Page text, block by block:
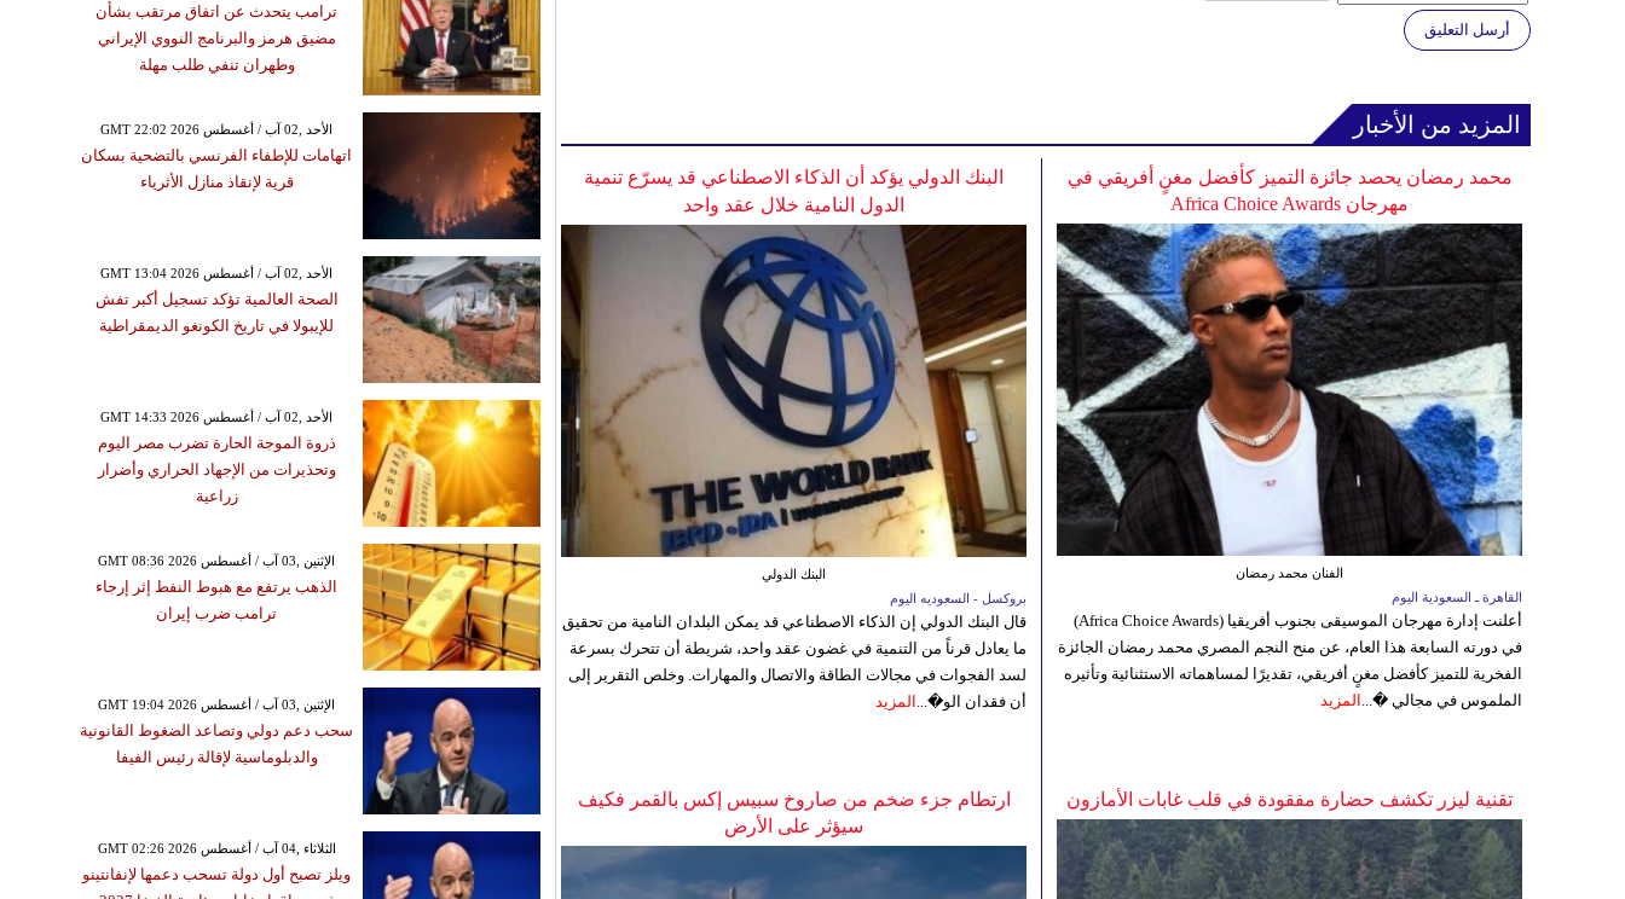
أرسل التعليق
المزيد من الأخبار
البنك الدولي يؤكد أن الذكاء الاصطناعي قد يسرّع تنمية
الدول النامية خلال عقد واحد
البنك الدولي
بروكسل - السعوديه اليوم
قال البنك الدولي إن الذكاء الاصطناعي قد يمكن البلدان النامية من تحقيق
ما يعادل قرناً من التنمية في غضون عقد واحد، شريطة أن تتحرك بسرعة
لسد الفجوات في مجالات الطاقة والاتصال والمهارات. وخلص التقرير إلى
أن فقدان الو�... المزيد
محمد رمضان يحصد جائزة التميز كأفضل مغنٍ أفريقي في
مهرجان Africa Choice Awards
الفنان محمد رمضان
القاهرة ـ السعودية اليوم
أعلنت إدارة مهرجان الموسيقى بجنوب أفريقيا (Africa Choice Awards)
في دورته السابعة هذا العام، عن منح النجم المصري محمد رمضان الجائزة
الفخرية للتميز كأفضل مغنٍ أفريقي، تقديرًا لمساهماته الاستثنائية وتأثيره
الملموس في مجالي �... المزيد
ارتطام جزء ضخم من صاروخ سبيس إكس بالقمر فكيف
سيؤثر على الأرض
تقنية ليزر تكشف حضارة مفقودة في قلب غابات الأمازون
ترامب يتحدث عن اتفاق مرتقب بشأن
مضيق هرمز والبرنامج النووي الإيراني
وطهران تنفي طلب مهلة
GMT 22:02 2026 الأحد ,02 آب / أغسطس
اتهامات للإطفاء الفرنسي بالتضحية بسكان
قرية لإنقاذ منازل الأثرياء
GMT 13:04 2026 الأحد ,02 آب / أغسطس
الصحة العالمية تؤكد تسجيل أكبر تفش
للإيبولا في تاريخ الكونغو الديمقراطية
GMT 14:33 2026 الأحد ,02 آب / أغسطس
ذروة الموجة الحارة تضرب مصر اليوم
وتحذيرات من الإجهاد الحراري وأضرار
زراعية
GMT 08:36 2026 الإثنين ,03 آب / أغسطس
الذهب يرتفع مع هبوط النفط إثر إرجاء
ترامب ضرب إيران
GMT 19:04 2026 الإثنين ,03 آب / أغسطس
سحب دعم دولي وتصاعد الضغوط القانونية
والدبلوماسية لإقالة رئيس الفيفا
GMT 02:26 2026 الثلاثاء ,04 آب / أغسطس
ويلز تصبح أول دولة تسحب دعمها لإنفانتينو